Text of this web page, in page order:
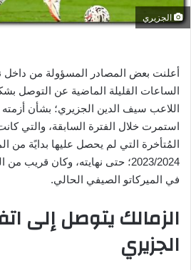
ن
الجزيري
أعلنت بعض المصادر المسؤولة من داخل
الساعات القليلة الماضية عن التوصل
اللاعب سيف الدين الجزيري؛ بشأن
استمرت خلال الفترة السابقة، والتي
المُتأخرة التي لم يحصل عليها بدايًة من
2023/2024؛ حتى نهايته، وكان
في الميركاتو الصيفي الحالي.
الزمالك يتوصل إلى
الجزيري